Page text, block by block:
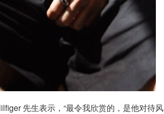
先生表示，“最令我欣赏的，是他对待风